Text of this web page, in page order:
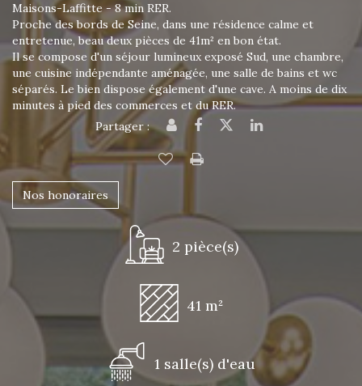
Maisons-Laffitte - 8 min RER.
Proche des bords de Seine, dans une résidence calme et
entretenue, beau deux pièces de 41m² en bon état.
Il se compose d'un séjour lumineux exposé Sud, une chambre,
une cuisine indépendante aménagée, une salle de bains et wc
séparés. Le bien dispose également d'une cave. A moins de dix
minutes à pied des commerces et du RER.
Partager :
Nos honoraires
2 pièce(s)
41 m²
1 salle(s) d'eau